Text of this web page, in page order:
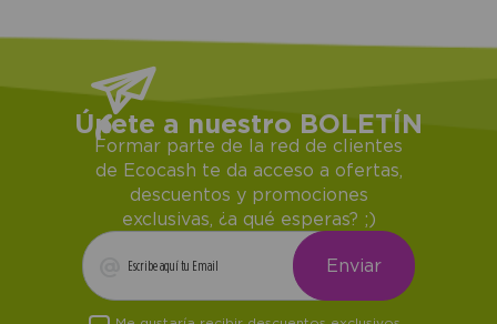
Únete a nuestro BOLETÍN
Formar parte de la red de clientes
de Ecocash te da acceso a ofertas,
descuentos y promociones
exclusivas, ¿a qué esperas? ;)